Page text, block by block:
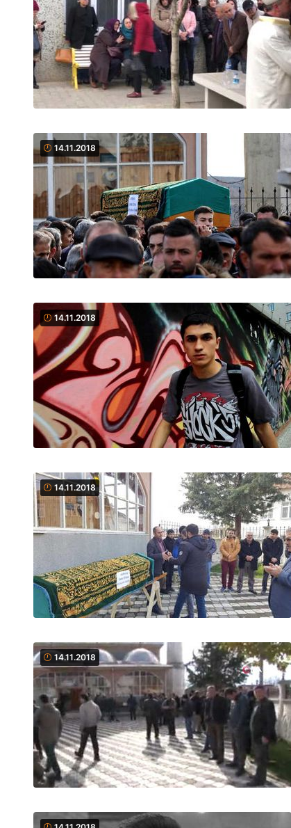
14.11.2018
14.11.2018
14.11.2018
14.11.2018